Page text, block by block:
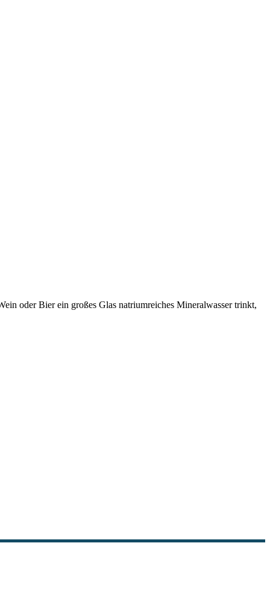
oder Bier ein großes Glas natriumreiches Mineralwasser trinkt,